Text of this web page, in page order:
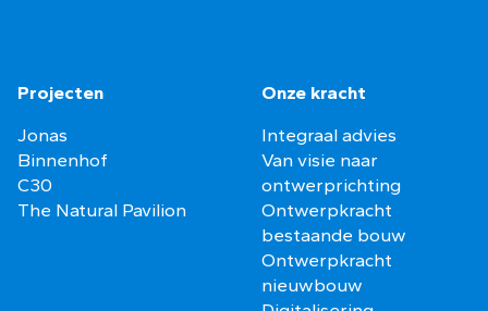
Projecten
Jonas
Binnenhof
C30
The Natural Pavilion
Onze kracht
Integraal advies
Van visie naar
ontwerprichting
Ontwerpkracht
bestaande bouw
Ontwerpkracht
nieuwbouw